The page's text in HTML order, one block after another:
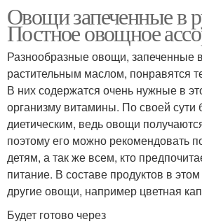
Овощи запеченные в
Постное овощное
Разнообразные овощи, запеченные
растительным маслом, понравятся
В них содержатся очень нужные в
организму витамины. По своей сути
диетическим, ведь овощи
поэтому его можно рекомендовать
детям, а так же всем, кто
питание. В составе продуктов в
другие овощи, например цветная
Будет готово через